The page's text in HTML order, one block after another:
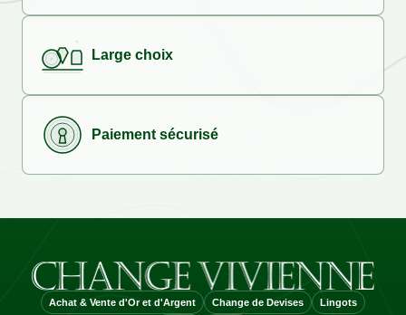
Large choix
Paiement sécurisé
Achat & Vente d'Or et d'Argent Change de Devises Lingots